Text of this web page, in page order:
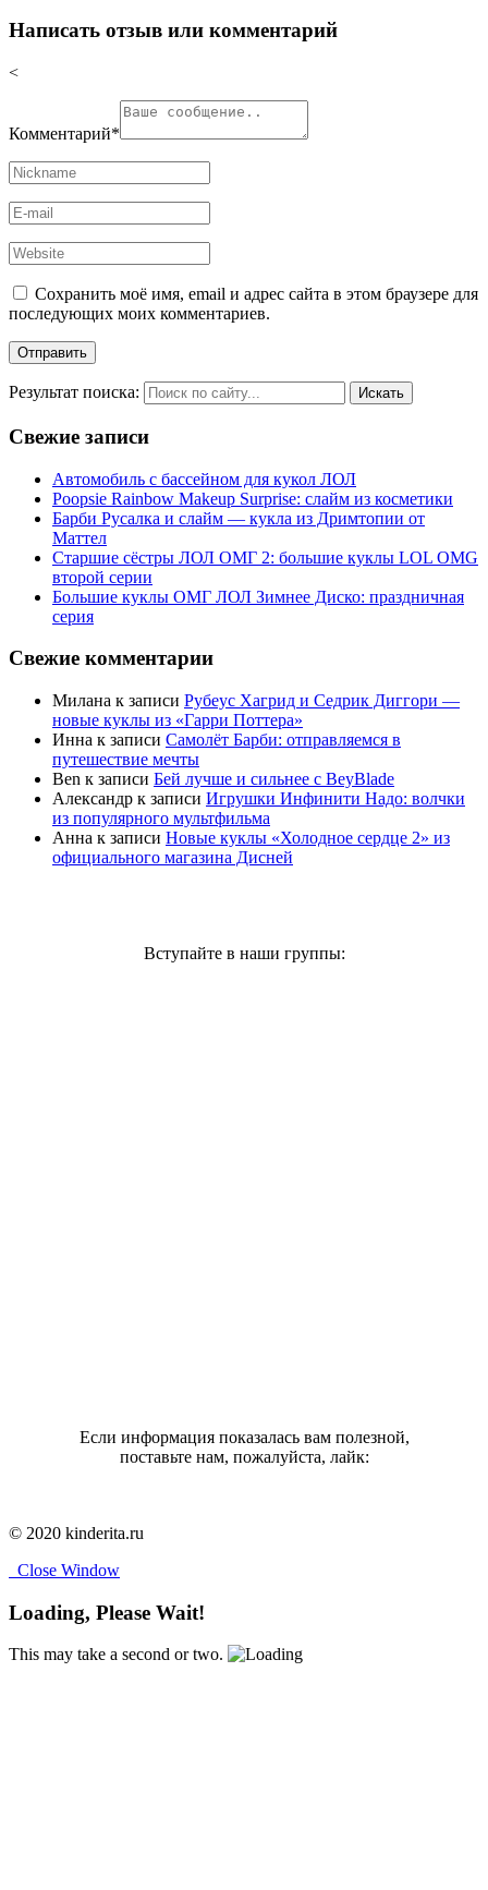
Написать отзыв или комментарий
<
Комментарий*
Сохранить моё имя, email и адрес сайта в этом браузере для
последующих моих комментариев.
Результат поиска:
Свежие записи
Автомобиль с бассейном для кукол ЛОЛ
Poopsie Rainbow Makeup Surprise: слайм из косметики
Барби Русалка и слайм — кукла из Дримтопии от
Маттел
Старшие сёстры ЛОЛ ОМГ 2: большие куклы LOL OMG
второй серии
Большие куклы ОМГ ЛОЛ Зимнее Диско: праздничная
серия
Свежие комментарии
Милана к записи Рубеус Хагрид и Седрик Диггори —
новые куклы из «Гарри Поттера»
Инна к записи Самолёт Барби: отправляемся в
путешествие мечты
Ben к записи Бей лучше и сильнее с BeyBlade
Александр к записи Игрушки Инфинити Надо: волчки
из популярного мультфильма
Анна к записи Новые куклы «Холодное сердце 2» из
официального магазина Дисней
Вступайте в наши группы:
Если информация показалась вам полезной,
поставьте нам, пожалуйста, лайк:
© 2020 kinderita.ru
Close Window
Loading, Please Wait!
This may take a second or two.